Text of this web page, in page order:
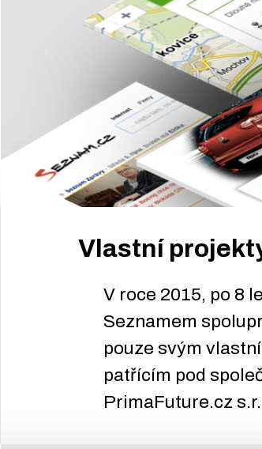
Vlastní
V roce 2015, po 8
Seznamem
pouze svým
patřícím pod
PrimaFuture.cz